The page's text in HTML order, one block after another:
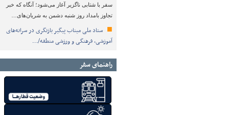
سفر با شتابی ناگزیر آغاز می‌شود؛ آنگاه که خبر
تجاوز بامداد روز شنبه دشمن به شریان‌های…
ستاد ملی میناب پیگیر بازنگری در سرانه‌های
آموزشی، فرهنگی و ورزشی منطقه/…
راهنمای سفر